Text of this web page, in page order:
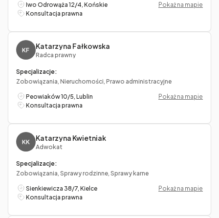
Iwo Odrowąża 12/4, Końskie
Pokaż na mapie
Konsultacja prawna
KF Katarzyna Fałkowska
Radca prawny
Specjalizacje:
Zobowiązania, Nieruchomości, Prawo administracyjne
Peowiaków 10/5, Lublin
Pokaż na mapie
Konsultacja prawna
KK Katarzyna Kwietniak
Adwokat
Specjalizacje:
Zobowiązania, Sprawy rodzinne, Sprawy karne
Sienkiewicza 38/7, Kielce
Pokaż na mapie
Konsultacja prawna